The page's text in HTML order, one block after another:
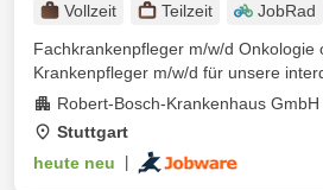
Vollzeit Teilzeit JobRad
Fachkrankenpfleger m/w/d Onkologie
Krankenpfleger m/w/d für unsere
Robert-Bosch-Krankenhaus GmbH
Stuttgart
heute neu